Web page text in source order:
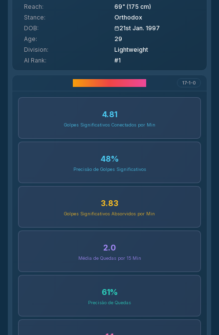
Reach:
69" (175 cm)
Stance:
Orthodox
DOB:
21st Jan. 1997
Age:
29
Division:
Lightweight
AI Rank: #1
17-1-0
4.81
Golpes Significativos Conectados por Min
48%
Precisão de Golpes Significativos
3.83
Golpes Significativos Absorvidos por Min
2.0
Média de Quedas por 15 Min
61%
Precisão de Quedas